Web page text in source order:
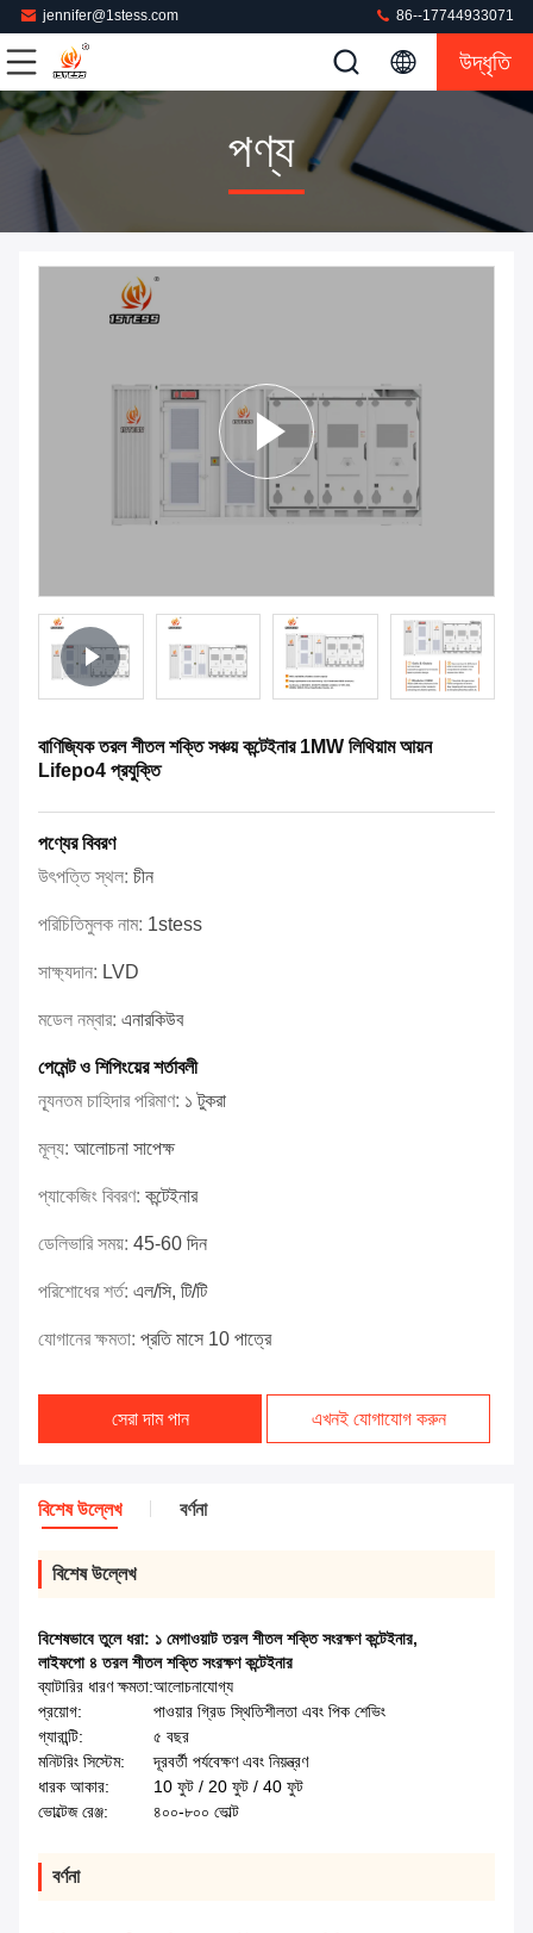
jennifer@1stess.com 86--17744933071
উদ্ধৃতি
পণ্য
বাণিজ্যিক তরল শীতল শক্তি সঞ্চয় কন্টেইনার 1MW লিথিয়াম আয়ন
Lifepo4 প্রযুক্তি
পণ্যের বিবরণ
উৎপত্তি স্থল: চীন
পরিচিতিমুলক নাম: 1stess
সাক্ষ্যদান: LVD
মডেল নম্বার: এনারকিউব
পেমেন্ট ও শিপিংয়ের শর্তাবলী
ন্যূনতম চাহিদার পরিমাণ: ১ টুকরা
মূল্য: আলোচনা সাপেক্ষ
প্যাকেজিং বিবরণ: কন্টেইনার
ডেলিভারি সময়: 45-60 দিন
পরিশোধের শর্ত: এল/সি, টি/টি
যোগানের ক্ষমতা: প্রতি মাসে 10 পাত্রে
সেরা দাম পান এখনই যোগাযোগ করুন
বিশেষ উল্লেখ বর্ণনা
বিশেষ উল্লেখ
বিশেষভাবে তুলে ধরা: ১ মেগাওয়াট তরল শীতল শক্তি সংরক্ষণ কন্টেইনার,
লাইফপো ৪ তরল শীতল শক্তি সংরক্ষণ কন্টেইনার
ব্যাটারির ধারণ ক্ষমতা:আলোচনাযোগ্য
প্রয়োগ:
পাওয়ার গ্রিড স্থিতিশীলতা এবং পিক শেভিং
গ্যারান্টি:
৫ বছর
মনিটরিং সিস্টেম:
দূরবর্তী পর্যবেক্ষণ এবং নিয়ন্ত্রণ
ধারক আকার:
10 ফুট / 20 ফুট / 40 ফুট
ভোল্টেজ রেঞ্জ:
৪০০-৮০০ ভোল্ট
বর্ণনা